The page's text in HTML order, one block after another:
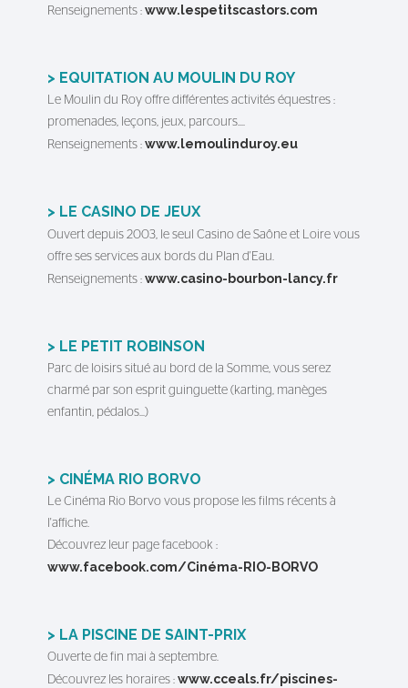
Renseignements :www.lespetitscastors.com
> EQUITATION AU MOULIN DU ROY
Le Moulin du Roy offre différentes activités équestres :
promenades, leçons, jeux, parcours....
Renseignements :www.lemoulinduroy.eu
> LE CASINO DE JEUX
Ouvert depuis 2003, le seul Casino de Saône et Loire vous
offre ses services aux bords du Plan d'Eau.
Renseignements :www.casino-bourbon-lancy.fr
> LE PETIT ROBINSON
Parc de loisirs situé au bord de la Somme, vous serez
charmé par son esprit guinguette (karting, manèges
enfantin, pédalos...)
> CINÉMA RIO BORVO
Le Cinéma Rio Borvo vous propose les films récents à
l'affiche.
Découvrez leur page facebook :
www.facebook.com/Cinéma-RIO-BORVO
> LA PISCINE DE SAINT-PRIX
Ouverte de fin mai à septembre.
Découvrez les horaires :www.cceals.fr/piscines-